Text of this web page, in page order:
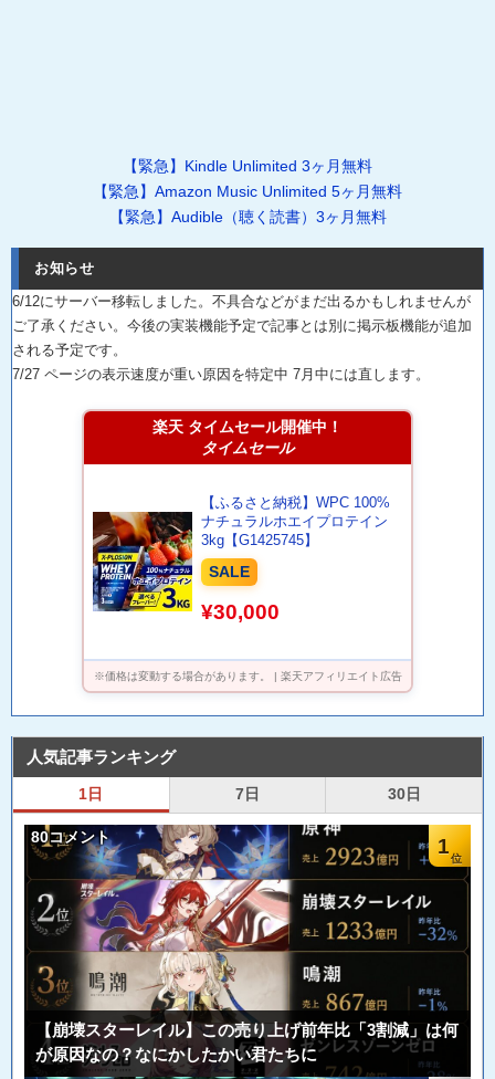
【緊急】Kindle Unlimited 3ヶ月無料
【緊急】Amazon Music Unlimited 5ヶ月無料
【緊急】Audible（聴く読書）3ヶ月無料
お知らせ
6/12にサーバー移転しました。不具合などがまだ出るかもしれませんが
ご了承ください。今後の実装機能予定で記事とは別に掲示板機能が追加
される予定です。
7/27 ページの表示速度が重い原因を特定中 7月中には直します。
楽天 タイムセール開催中！
タイムセール
【ふるさと納税】WPC 100%
ナチュラルホエイプロテイン
3kg【G1425745】
SALE
¥30,000
※価格は変動する場合があります。 | 楽天アフィリエイト広告
人気記事ランキング
1日 7日 30日
1
80コメント
【崩壊スターレイル】この売り上げ前年比「3割減」は何
が原因なの？なにかしたかい君たちに